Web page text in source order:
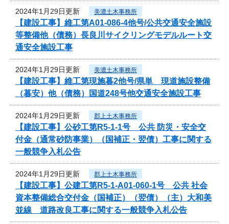
2024年1月29日更新 美濃土木事務所
【建設工事】維工第A01-086-4他号/公共交通安全施設
等整備他（債務）長良川サイクリングモデルルート交
通安全施設工事
2024年1月29日更新 美濃土木事務所
【建設工事】維工第現施暮2他号/県単 現道施設整備
（暮安）他（債務）国道248号他交通安全施設工事
2024年1月29日更新 郡上土木事務所
【建設工事】公砂工第R5-1-1号 公共 防災・安全交
付金（通常砂防事業）（国補正・翌債）工事に関する
一般競争入札公告
2024年1月29日更新 郡上土木事務所
【建設工事】公建工第R5-1-A01-060-1号 公共 社会
資本整備総合交付金（国補正）（翌債）（主）大和美
並線 道路改良工事に関する一般競争入札公告